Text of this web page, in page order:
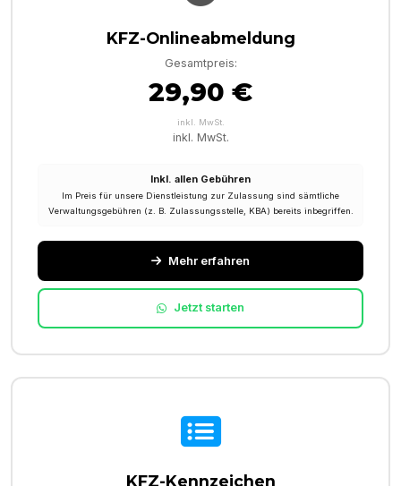
KFZ-Onlineabmeldung
Gesamtpreis:
29,90 €
inkl. MwSt.
inkl. MwSt.
Inkl. allen Gebühren
Im Preis für unsere Dienstleistung zur Zulassung sind sämtliche
Verwaltungsgebühren (z. B. Zulassungsstelle, KBA) bereits inbegriffen.
Mehr erfahren
Jetzt starten
KFZ-Kennzeichen